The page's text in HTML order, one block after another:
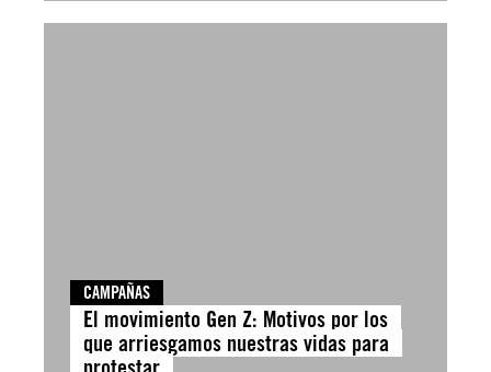
CAMPAÑAS
El movimiento Gen Z: Motivos por los
que arriesgamos nuestras vidas para